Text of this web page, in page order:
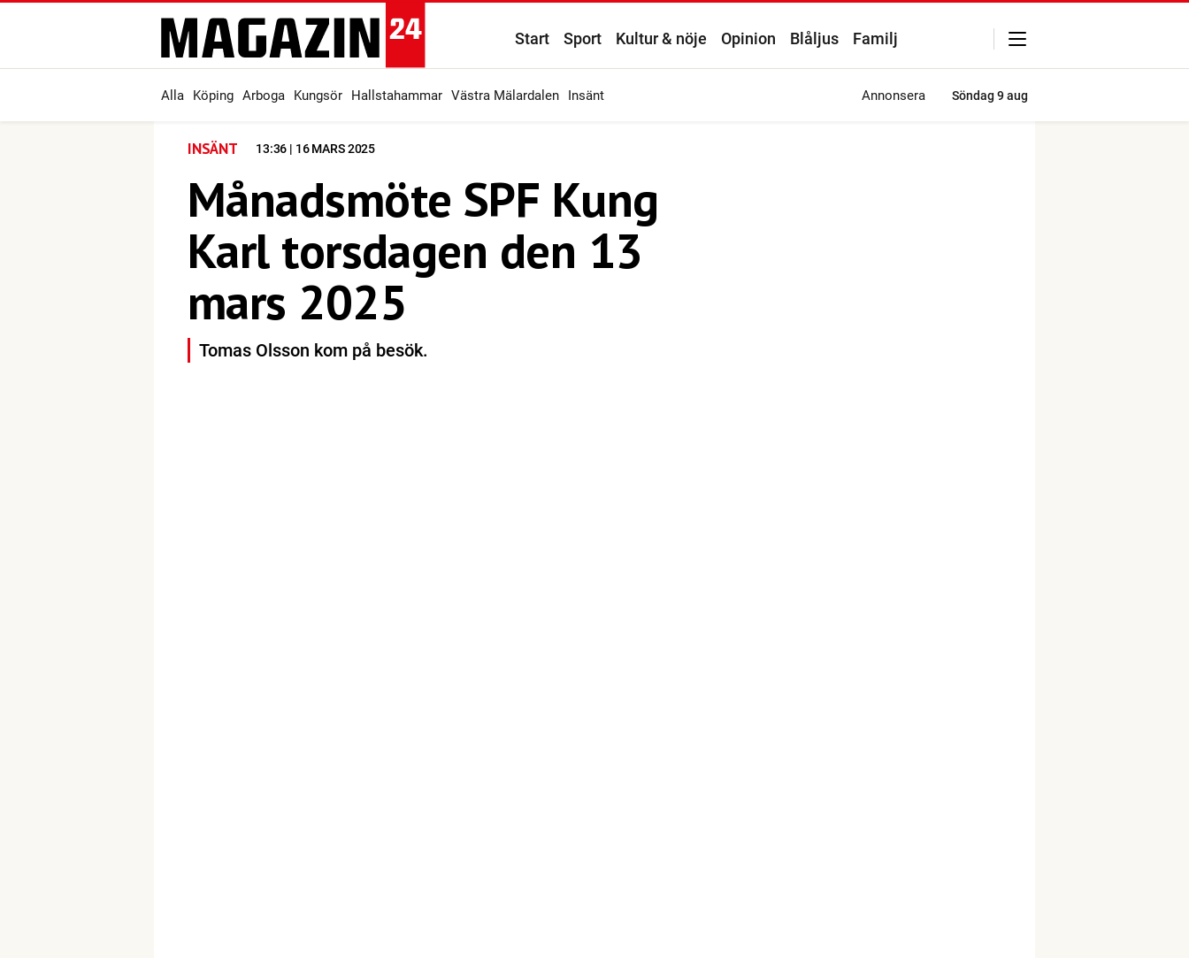
Start Sport Kultur & nöje Opinion Blåljus Familj
Alla Köping Arboga Kungsör Hallstahammar Västra Mälardalen Insänt Annonsera Söndag 9 aug
INSÄNT 13:36 | 16 MARS 2025
Månadsmöte SPF Kung
Karl torsdagen den 13
mars 2025
Tomas Olsson kom på besök.